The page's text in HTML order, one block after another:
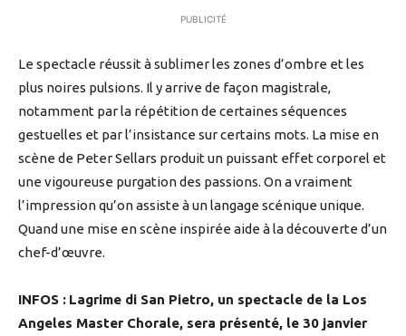
PUBLICITÉ
Le spectacle réussit à sublimer les zones d’ombre et les
plus noires pulsions. Il y arrive de façon magistrale,
notamment par la répétition de certaines séquences
gestuelles et par l’insistance sur certains mots. La mise en
scène de Peter Sellars produit un puissant effet corporel et
une vigoureuse purgation des passions. On a vraiment
l’impression qu’on assiste à un langage scénique unique.
Quand une mise en scène inspirée aide à la découverte d’un
chef-d’œuvre.
INFOS : Lagrime di San Pietro, un spectacle de la Los
Angeles Master Chorale, sera présenté, le 30 janvier